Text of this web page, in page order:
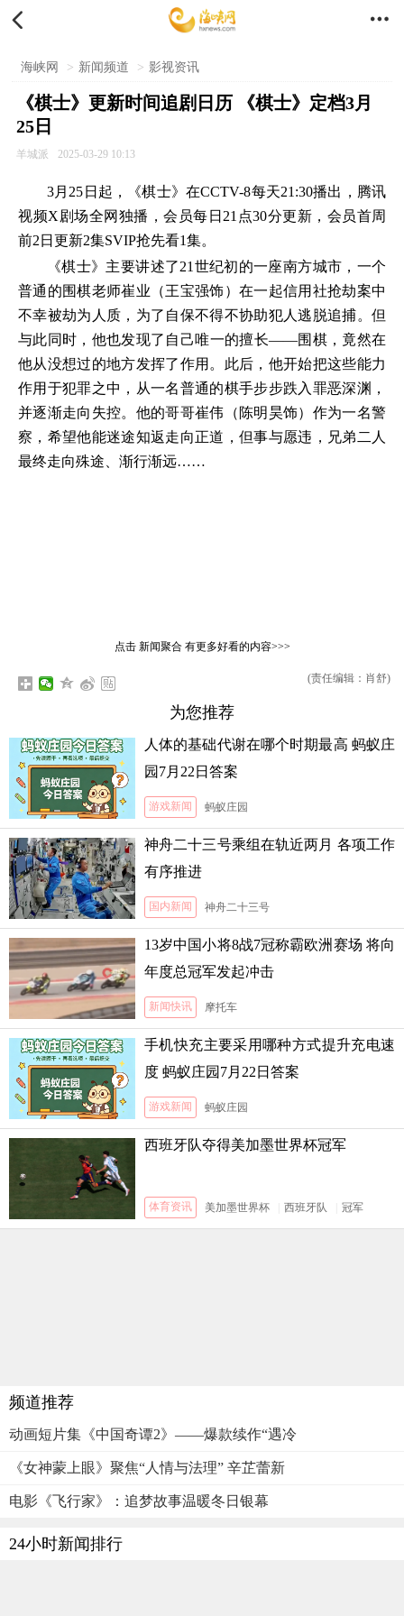
 
海峡网 > 新闻频道 > 影视资讯
《棋士》更新时间追剧日历 《棋士》定档3月
25日
羊城派 2025-03-29 10:13
3月25日起，《棋士》在CCTV-8每天21:30播出，腾讯
视频X剧场全网独播，会员每日21点30分更新，会员首周
前2日更新2集SVIP抢先看1集。
《棋士》主要讲述了21世纪初的一座南方城市，一个
普通的围棋老师崔业（王宝强饰）在一起信用社抢劫案中
不幸被劫为人质，为了自保不得不协助犯人逃脱追捕。但
与此同时，他也发现了自己唯一的擅长——围棋，竟然在
他从没想过的地方发挥了作用。此后，他开始把这些能力
作用于犯罪之中，从一名普通的棋手步步跌入罪恶深渊，
并逐渐走向失控。他的哥哥崔伟（陈明昊饰）作为一名警
察，希望他能迷途知返走向正道，但事与愿违，兄弟二人
最终走向殊途、渐行渐远……
点击 新闻聚合有更多好看的内容>>>
(责任编辑：肖舒)
为您推荐
人体的基础代谢在哪个时期最高 蚂蚁庄
园7月22日答案
游戏新闻 蚂蚁庄园
神舟二十三号乘组在轨近两月 各项工作
有序推进
国内新闻 神舟二十三号
13岁中国小将8战7冠称霸欧洲赛场 将向
年度总冠军发起冲击
新闻快讯 摩托车
手机快充主要采用哪种方式提升充电速
度 蚂蚁庄园7月22日答案
游戏新闻 蚂蚁庄园
西班牙队夺得美加墨世界杯冠军
体育资讯 美加墨世界杯 西班牙队 冠军
频道推荐
动画短片集《中国奇谭2》——爆款续作“遇冷
《女神蒙上眼》聚焦“人情与法理” 辛芷蕾新
电影《飞行家》：追梦故事温暖冬日银幕
24小时新闻排行